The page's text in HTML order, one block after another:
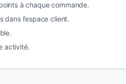
à chaque commande.
dans l’espace client.
activité.